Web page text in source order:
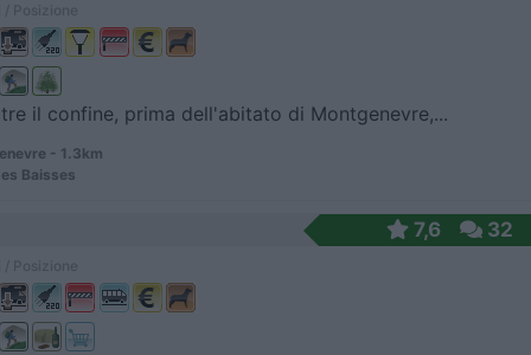
il confine, prima dell'abitato di Montgenevre,...
- 1.3km
Baisses
7,6 32